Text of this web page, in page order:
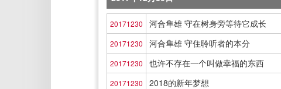
20171230 河合隼雄 守在树身旁等待它成长
20171230 河合隼雄 守住聆听者的本分
20171230 也许不存在一个叫做幸福的东西
20171230 2018的新年梦想